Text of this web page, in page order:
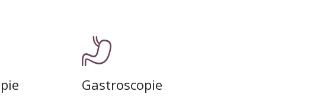
Gastroscopie